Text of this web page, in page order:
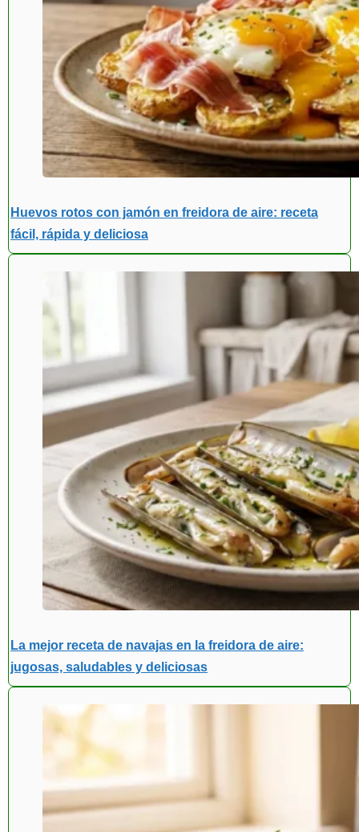
Huevos rotos con jamón en freidora de aire: receta
fácil, rápida y deliciosa
La mejor receta de navajas en la freidora de aire:
jugosas, saludables y deliciosas